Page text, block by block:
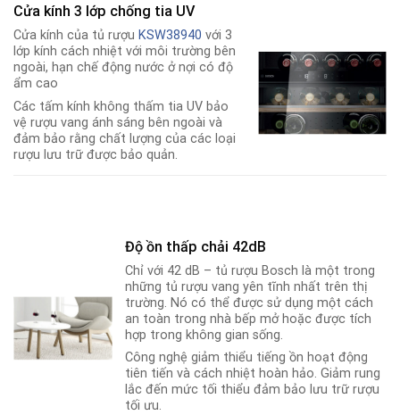
Cửa kính 3 lớp chống tia UV
Cửa kính của tủ rượu KSW38940 với 3
lớp kính cách nhiệt với môi trường bên
ngoài, hạn chế động nước ở nợi có độ
ẩm cao
Các tấm kính không thấm tia UV bảo
vệ rượu vang ánh sáng bên ngoài và
đảm bảo rằng chất lượng của các loại
rượu lưu trữ được bảo quản.
Độ ồn thấp chải 42dB
Chỉ với 42 dB – tủ rượu Bosch là một trong
những tủ rượu vang yên tĩnh nhất trên thị
trường. Nó có thể được sử dụng một cách
an toàn trong nhà bếp mở hoặc được tích
hợp trong không gian sống.
Công nghệ giảm thiểu tiếng ồn hoạt động
tiên tiến và cách nhiệt hoàn hảo. Giảm rung
lắc đến mức tối thiểu đảm bảo lưu trữ rượu
tối ưu.